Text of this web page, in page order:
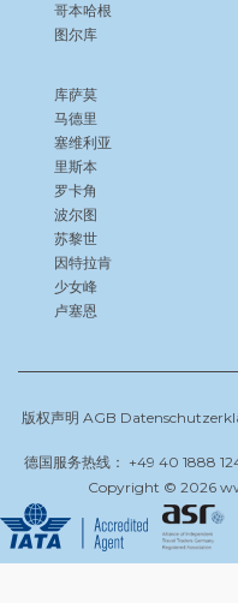
哥本哈根
图尔库
库萨莫
马德里
塞维利亚
里斯本
罗卡角
波尔图
苏黎世
因特拉肯
少女峰
卢塞恩
版权声明 AGB
德国服务热线： +49 40 1888
Copyright © 2026